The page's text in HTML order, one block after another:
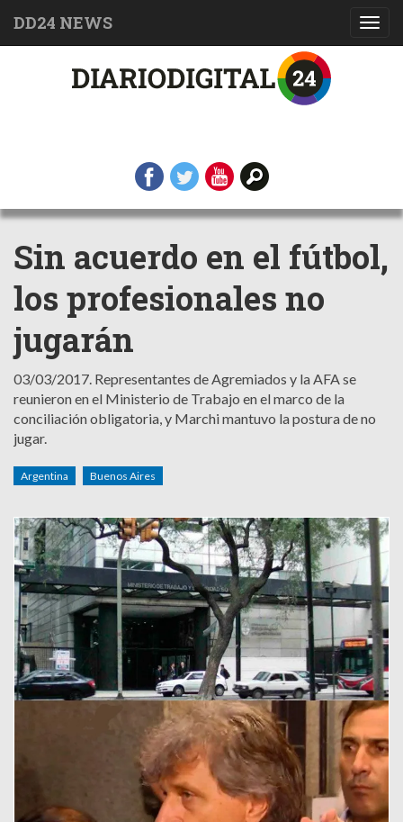
DD24 NEWS
Sin acuerdo en el fútbol,
los profesionales no
jugarán
03/03/2017. Representantes de Agremiados y la AFA se
reunieron en el Ministerio de Trabajo en el marco de la
conciliación obligatoria, y Marchi mantuvo la postura de no
jugar.
Argentina Buenos Aires